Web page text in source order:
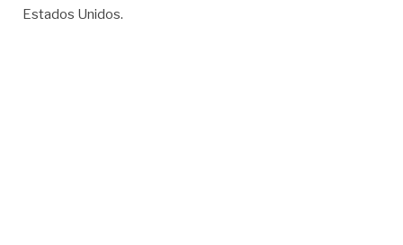
Estados Unidos.